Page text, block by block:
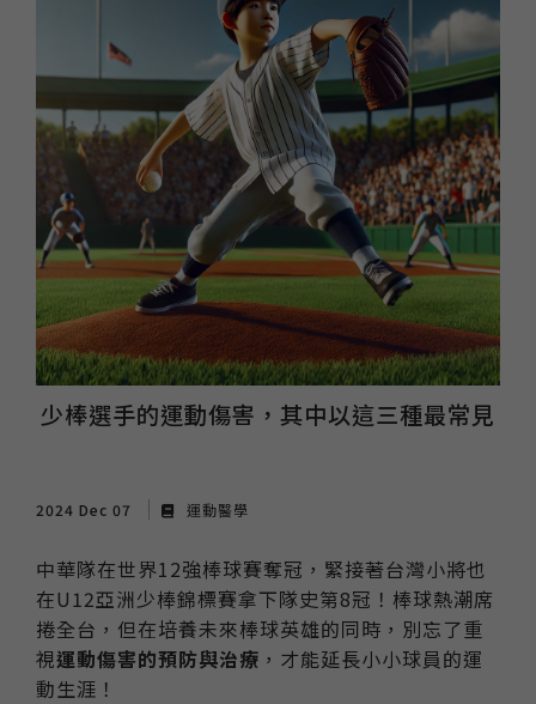
少棒選手的運動傷害，其中以這三種最常見
2024 Dec 07 運動醫學
中華隊在世界12強棒球賽奪冠，緊接著台灣小將也
在U12亞洲少棒錦標賽拿下隊史第8冠！棒球熱潮席
捲全台，但在培養未來棒球英雄的同時，別忘了重
視運動傷害的預防與治療 ，才能延長小小球員的運
動生涯！